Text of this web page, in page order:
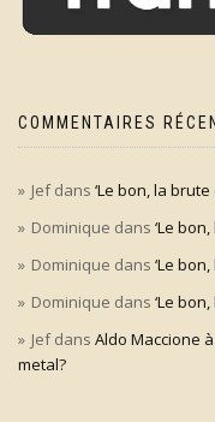
COMMENTAIRES
Jefdans ‘Le bon, la
Dominique dans ‘Le
Dominique dans ‘Le
Dominique dans ‘Le
Jefdans Aldo Maccione
metal?